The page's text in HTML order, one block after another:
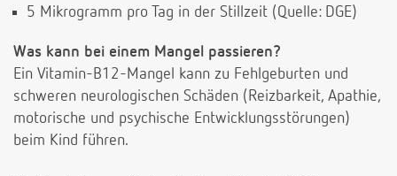
5 Mikrogramm pro Tag in der Stillzeit (Quelle: DGE)
Was kann bei einem Mangel passieren?
Ein Vitamin-B12-Mangel kann zu Fehlgeburten und
schweren neurologischen Schäden (Reizbarkeit, Apathie,
motorische und psychische Entwicklungsstörungen)
beim Kind führen.